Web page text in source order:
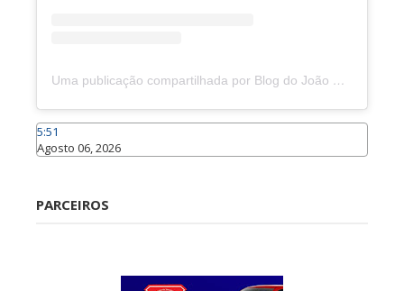
Uma publicação compartilhada por Blog do João Marcolino (@joaomarcolinoneto)
5:51
Agosto 06, 2026
PARCEIROS